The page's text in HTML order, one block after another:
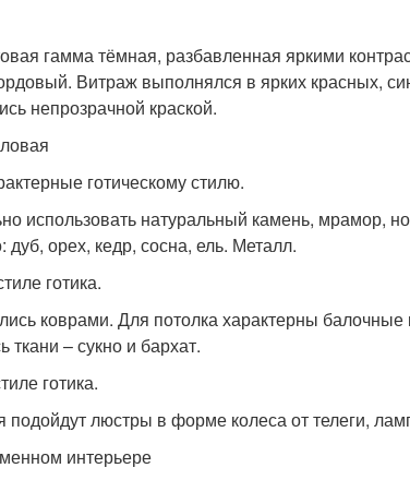
гамма тёмная, разбавленная яркими
Витраж выполнялся в ярких красных,
непрозрачной краской.
готическому стилю.
использовать натуральный камень, мрамор,
дуб, орех, кедр, сосна, ель. Металл.
готика.
коврами. Для потолка характерны
ткани – сукно и бархат.
готика.
люстры в форме колеса от телеги,
интерьере